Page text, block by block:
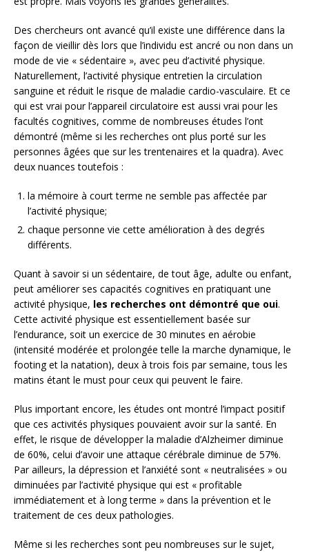
Des chercheurs ont avancé qu’il existe une différence dans la
façon de vieillir dès lors que l’individu est ancré ou non dans un
mode de vie « sédentaire », avec peu d’activité physique.
Naturellement, l’activité physique entretien la circulation
sanguine et réduit le risque de maladie cardio-vasculaire. Et ce
qui est vrai pour l’appareil circulatoire est aussi vrai pour les
facultés cognitives, comme de nombreuses études l’ont
démontré (même si les recherches ont plus porté sur les
personnes âgées que sur les trentenaires et la quadra). Avec
deux nuances toutefois :
la mémoire à court terme ne semble pas affectée par
l’activité physique;
chaque personne vie cette amélioration à des degrés
différents.
Quant à savoir si un sédentaire, de tout âge, adulte ou enfant,
peut améliorer ses capacités cognitives en pratiquant une
activité physique, les recherches ont démontré que oui.
Cette activité physique est essentiellement basée sur
l’endurance, soit un exercice de 30 minutes en aérobie
(intensité modérée et prolongée telle la marche dynamique, le
footing et la natation), deux à trois fois par semaine, tous les
matins étant le must pour ceux qui peuvent le faire.
Plus important encore, les études ont montré l’impact positif
que ces activités physiques pouvaient avoir sur la santé. En
effet, le risque de développer la maladie d’Alzheimer diminue
de 60%, celui d’avoir une attaque cérébrale diminue de 57%.
Par ailleurs, la dépression et l’anxiété sont « neutralisées » ou
diminuées par l’activité physique qui est « profitable
immédiatement et à long terme » dans la prévention et le
traitement de ces deux pathologies.
Même si les recherches sont peu nombreuses sur le sujet,